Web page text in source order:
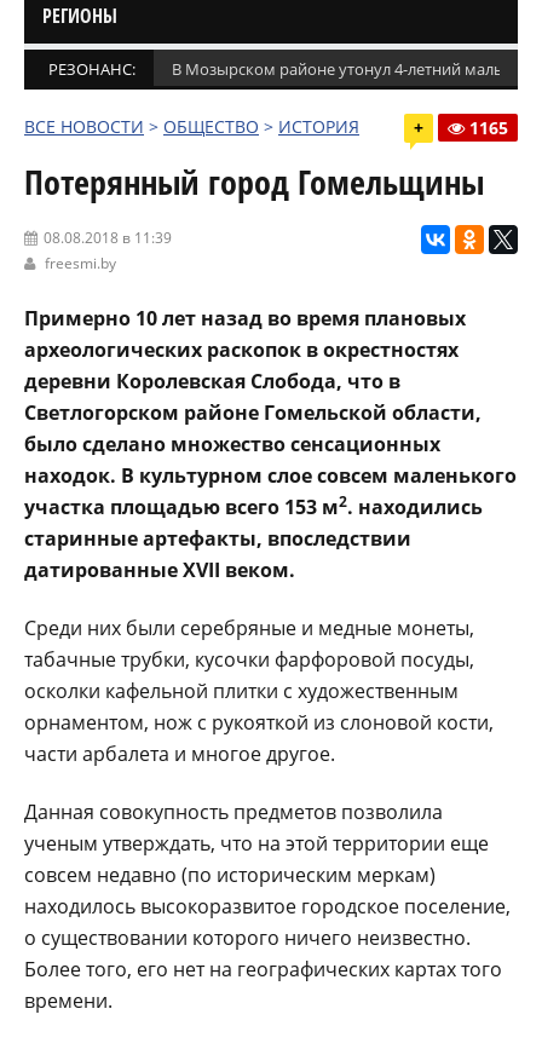
РЕГИОНЫ
РЕЗОНАНС: В Мозырском районе утонул 4-летний мальчик
ВСЕ НОВОСТИ > ОБЩЕСТВО > ИСТОРИЯ + 1165
Потерянный город Гомельщины
08.08.2018 в 11:39
freesmi.by
Примерно 10 лет назад во время плановых
археологических раскопок в окрестностях
деревни Королевская Слобода, что в
Светлогорском районе Гомельской области,
было сделано множество сенсационных
находок. В культурном слое совсем маленького
участка площадью всего 153 м2. находились
старинные артефакты, впоследствии
датированные XVII веком.
Среди них были серебряные и медные монеты,
табачные трубки, кусочки фарфоровой посуды,
осколки кафельной плитки с художественным
орнаментом, нож с рукояткой из слоновой кости,
части арбалета и многое другое.
Данная совокупность предметов позволила
ученым утверждать, что на этой территории еще
совсем недавно (по историческим меркам)
находилось высокоразвитое городское поселение,
о существовании которого ничего неизвестно.
Более того, его нет на географических картах того
времени.